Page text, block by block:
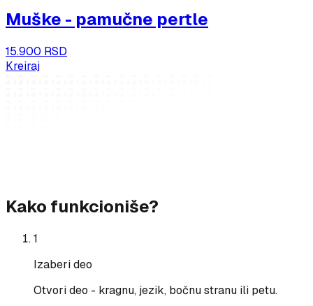
Muške - pamučne pertle
15.900 RSD
Kreiraj
Kako funkcioniše?
1
Izaberi deo
Otvori deo - kragnu, jezik, bočnu stranu ili petu.